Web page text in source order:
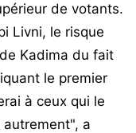
de votants.
Livni, le risque
Kadima du fait
le premier
à ceux qui le
a